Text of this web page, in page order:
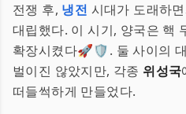
전쟁 후, 냉전 시대가 도래하
대립했다. 이 시기, 양국은 핵
확장시켰다🚀🛡️. 둘 사이의
벌이진 않았지만, 각종 위성국
떠들썩하게 만들었다.